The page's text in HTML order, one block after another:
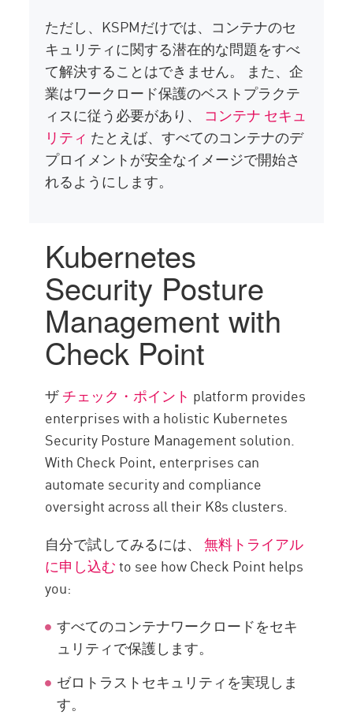
ただし、KSPMだけでは、コンテナのセ
キュリティに関する潜在的な問題をすべ
て解決することはできません。 また、企
業はワークロード保護のベストプラクテ
ィスに従う必要があり、 コンテナ セキュ
リティ たとえば、すべてのコンテナのデ
プロイメントが安全なイメージで開始さ
れるようにします。
Kubernetes
Security Posture
Management with
Check Point
ザチェック・ポイント platform provides
enterprises with a holistic Kubernetes
Security Posture Management solution.
With Check Point, enterprises can
automate security and compliance
oversight across all their K8s clusters.
自分で試してみるには、無料トライアル
に申し込むto see how Check Point helps
you:
すべてのコンテナワークロードをセキ
ュリティで保護します。
ゼロトラストセキュリティを実現しま
す。